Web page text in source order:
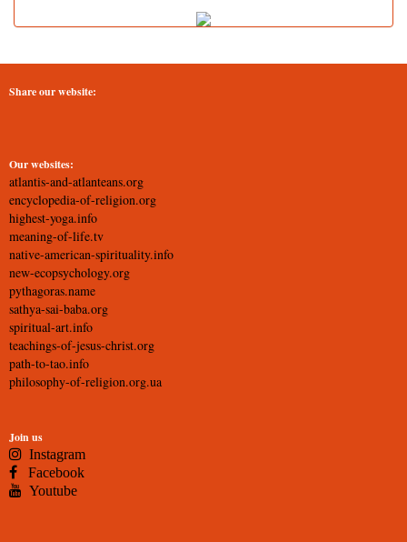
Share our website:
Our websites:
atlantis-and-atlanteans.org
encyclopedia-of-religion.org
highest-yoga.info
meaning-of-life.tv
native-american-spirituality.info
new-ecopsychology.org
pythagoras.name
sathya-sai-baba.org
spiritual-art.info
teachings-of-jesus-christ.org
path-to-tao.info
philosophy-of-religion.org.ua
Join us
Instagram
Facebook
Youtube